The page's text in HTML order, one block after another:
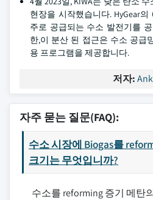
현장을 시작했습니다. HyGear의
주로 공급되는 수소 발전기를
한,이 분산 된 접근은 수소 공급
용 프로그램을 제공합니다.
저자:
자주 묻는 질문(FAQ):
수소 시장에 Biogas를
크기는 무엇입니까?
수소를 reforming 증기 메탄